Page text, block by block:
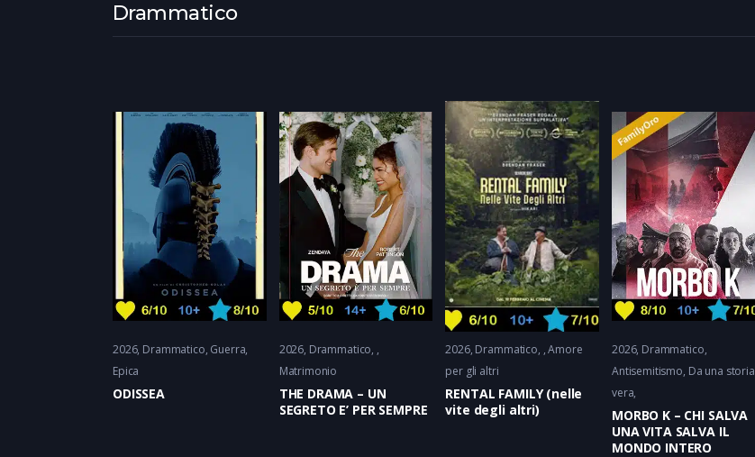
Drammatico
2026 Drammatico Guerra
Epica
ODISSEA
2026 Drammatico
Matrimonio
THE DRAMA – UN
SEGRETO E’ PER SEMPRE
2026 Drammatico
Amore
per gli altri
RENTAL FAMILY (nelle
vite degli altri)
2026 Drammatico
Antisemitismo, Da una storia
vera
MORBO K – CHI SALVA
UNA VITA SALVA IL
MONDO INTERO